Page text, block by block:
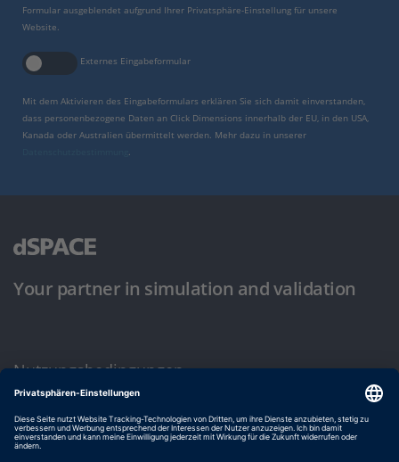
Formular ausgeblendet aufgrund Ihrer Privatsphäre-Einstellung für unsere
Website.
Externes Eingabeformular
Mit dem Aktivieren des Eingabeformulars erklären Sie sich damit einverstanden,
dass personenbezogene Daten an Click Dimensions innerhalb der EU, in den USA,
Kanada oder Australien übermittelt werden. Mehr dazu in unserer
Your partner in simulation and validation
Nutzungsbedingungen
Impressum & Allgemeine Geschäftsbedingungen